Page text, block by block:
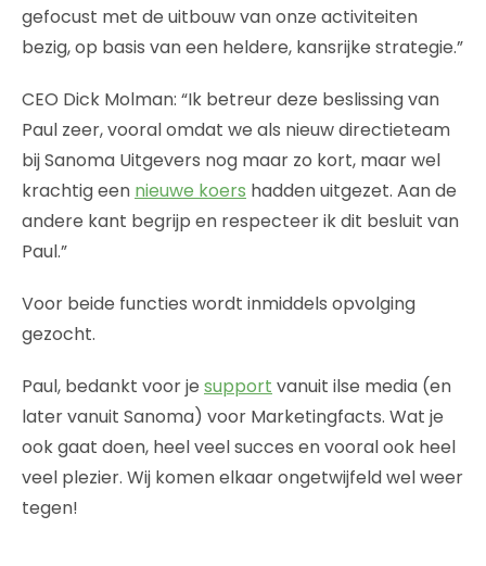
gefocust met de uitbouw van onze activiteiten
bezig, op basis van een heldere, kansrijke strategie.”
CEO Dick Molman: “Ik betreur deze beslissing van
Paul zeer, vooral omdat we als nieuw directieteam
bij Sanoma Uitgevers nog maar zo kort, maar wel
krachtig een nieuwe koers hadden uitgezet. Aan de
andere kant begrijp en respecteer ik dit besluit van
Paul.”
Voor beide functies wordt inmiddels opvolging
gezocht.
Paul, bedankt voor je support vanuit ilse media (en
later vanuit Sanoma) voor Marketingfacts. Wat je
ook gaat doen, heel veel succes en vooral ook heel
veel plezier. Wij komen elkaar ongetwijfeld wel weer
tegen!